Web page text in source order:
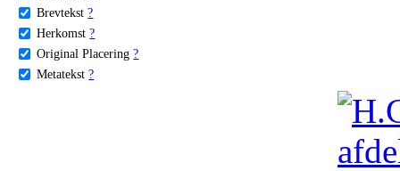
Brevtekst ?
Herkomst ?
Original Placering ?
Metatekst ?